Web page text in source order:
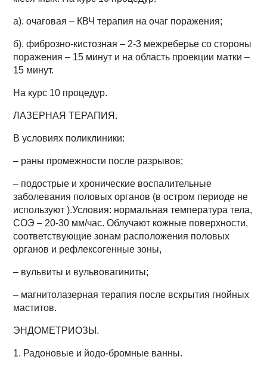
а). очаговая – КВЧ терапия на очаг поражения;
б). фиброзно-кистозная – 2-3 межреберье со стороны
поражения – 15 минут и на область проекции матки –
15 минут.
На курс 10 процедур.
ЛАЗЕРНАЯ ТЕРАПИЯ.
В условиях поликлиники:
– раны промежности после разрывов;
– подострые и хронические воспалительные
заболевания половых органов (в остром периоде не
используют ).Условия: нормальная температура тела,
СОЭ – 20-30 мм/час. Облучают кожные поверхности,
соответствующие зонам расположения половых
органов и рефлексогенные зоны,
– вульвиты и вульвовагиниты;
– магнитолазерная терапия после вскрытия гнойных
маститов.
ЭНДОМЕТРИОЗЫ.
1. Радоновые и йодо-бромные ванны.